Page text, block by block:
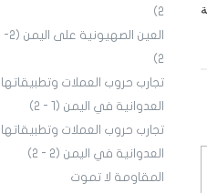
2)
العين الصهيونية على اليمن (2-
2)
تجارب حروب العملات وتطبيقاتها
العدوانية في اليمن (١ - ٢)
تجارب حروب العملات وتطبيقاتها
العدوانية في اليمن (2 - 2)
المقاومة لا تموت